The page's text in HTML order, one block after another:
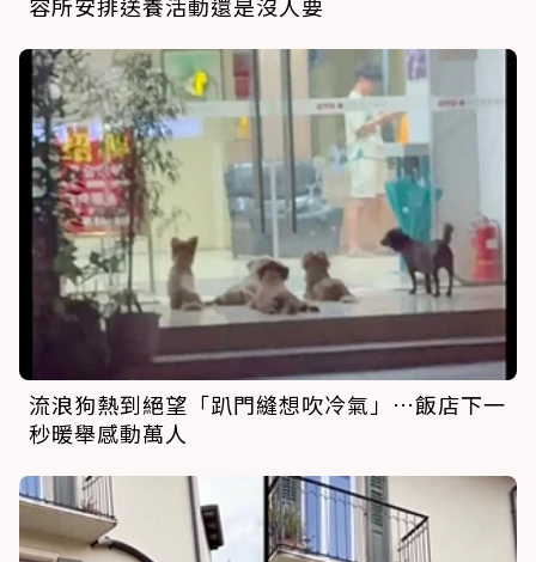
流浪狗熱到絕望「趴門縫想吹冷氣」…飯店下一
秒暖舉感動萬人